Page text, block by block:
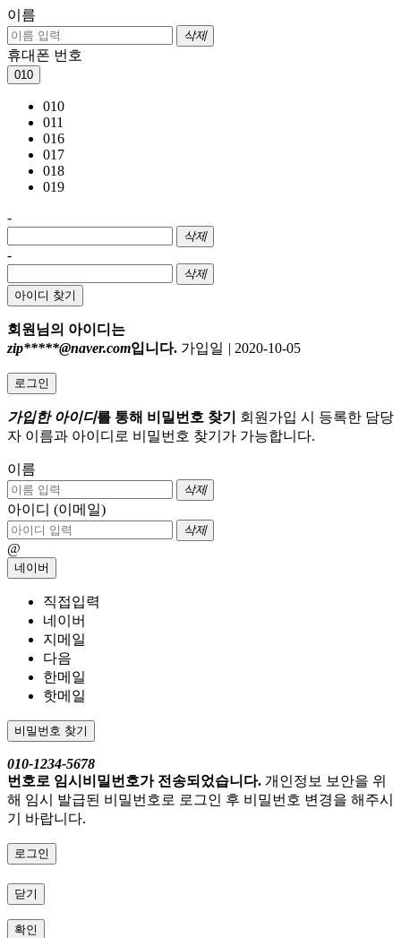
이름
삭제
휴대폰 번호
010
010
011
016
017
018
019
-
삭제
-
삭제
아이디 찾기
회원님의 아이디는
zip*****@naver.com입니다. 가입일 | 2020-10-05
로그인
가입한 아이디를 통해 비밀번호 찾기
회원가입 시 등록한 담당
자 이름과 아이디로 비밀번호 찾기가 가능합니다.
이름
삭제
아이디 (이메일)
삭제
@
네이버
직접입력
네이버
지메일
다음
한메일
핫메일
비밀번호 찾기
010-1234-5678
번호로 임시비밀번호가 전송되었습니다. 개인정보 보안을 위
해 임시 발급된 비밀번호로 로그인 후 비밀번호 변경을 해주시
기 바랍니다.
로그인
닫기
확인